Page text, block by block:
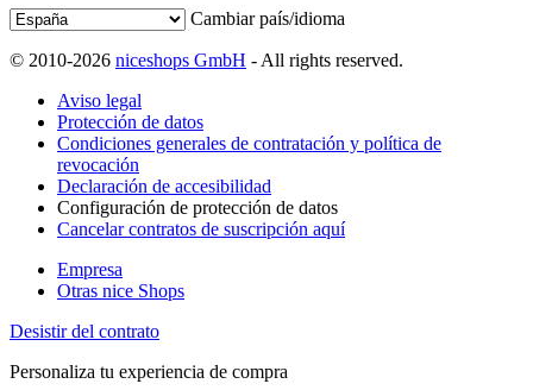
Cambiar país/idioma
© 2010-2026 niceshops GmbH - All rights reserved.
Aviso legal
Protección de datos
Condiciones generales de contratación y política de
revocación
Declaración de accesibilidad
Configuración de protección de datos
Cancelar contratos de suscripción aquí
Empresa
Otras nice Shops
Desistir del contrato
Personaliza tu experiencia de compra